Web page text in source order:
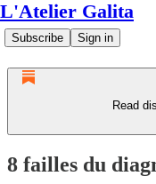
L'Atelier Galita
Subscribe Sign in
Read
8 failles du